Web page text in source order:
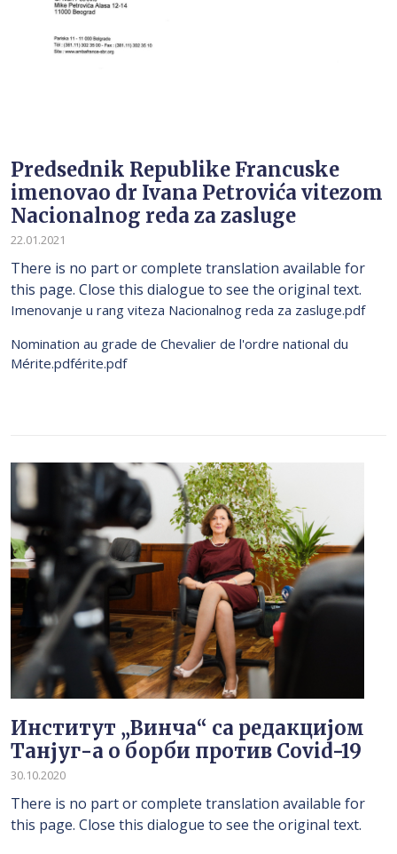
Predsednik Republike Francuske
imenovao dr Ivana Petrovića vitezom
Nacionalnog reda za zasluge
22.01.2021
There is no part or complete translation available for
this page. Close this dialogue to see the original text.
Imenovanje u rang viteza Nacionalnog reda za zasluge.pdf
Nomination au grade de Chevalier de l'ordre national du
Mérite.pdférite.pdf
Институт „Винча“ са редакцијом
Танјуг-а о борби против Covid-19
30.10.2020
There is no part or complete translation available for
this page. Close this dialogue to see the original text.